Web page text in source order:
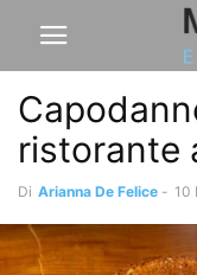
ristorante
Di Arianna De Felice - 10